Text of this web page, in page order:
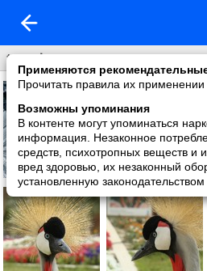
Применяются
Прочитать правила их
Возможны упоминания
В контенте могут упоминаться
информация. Незаконное
средств, психотропных веществ и
вред здоровью, их незаконный
установленную законодательством
travels